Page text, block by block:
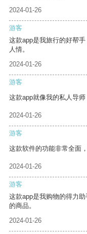
2024-01-26
游客
这款app是我旅行的好帮
人情。
2024-01-26
游客
这款app就像我的私人导师
2024-01-26
游客
这款软件的功能非常全面
2024-01-26
游客
这款app是我购物的得力
的商品。
2024-01-26